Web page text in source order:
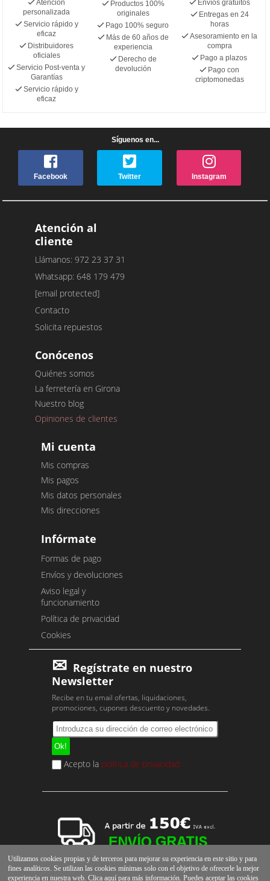
Atención
personalizada
Servicio rápido y
eficaz
Distribuidores
oficiales
Servicio Post-venta y
Garantías
Servicio rápido y
eficaz
Productos 100%
originales
Pago 100% seguro
Más de 60 años de
experiencia
Derecho de
devolución
Envíos gratuitos
Entregas en 24
horas
Asesoramiento en la
compra
Pago a plazos
Pago con
criptomonedas
Síguenos en...
Facebook Twitter Instagram
Atención al
cliente
Llámanos: 972 23 37 31
Whatsapp: 648 179 479
[email protected]
Contacto
Solicita repuestos
Conócenos
Quiénes somos
La ferretería en Girona
Nuestro blog
Opiniones de clientes
Mi cuenta
Mis compras
Mis pagos
Mis datos personales
Mis direcciones
Infórmate
Formas de pago
Envíos y devoluciones
Aviso legal y
funcionamiento
Política de privacidad
Cookies
Regístrate en nuestro
Newsletter
Recibe en tu email ofertas, liquidaciones,
promociones, cupones descuento y novedades.
Acepto la política de privacidad
Utilizamos cookies propias y de terceros para mejorar su experiencia en este sitio y para
fines analíticos. Se utilizan las cookies mínimas solo con el objetivo de ofrecerle la mejor
experiencia en nuestra web. Clicaaquí para más información. Puedes aceptar las cookies